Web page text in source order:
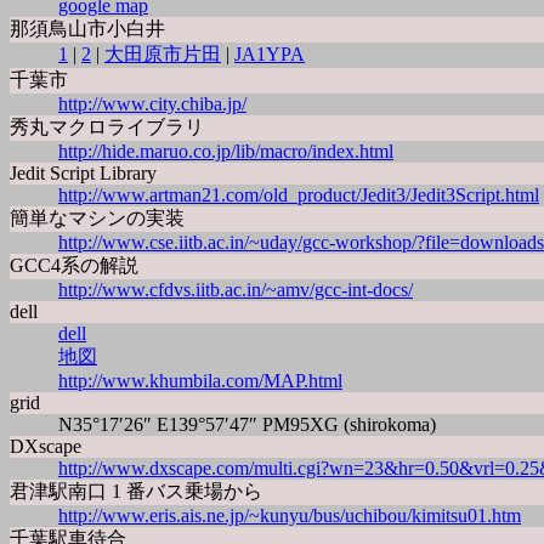
google map
那須鳥山市小白井
1 | 2 | 大田原市片田 | JA1YPA
千葉市
http://www.city.chiba.jp/
秀丸マクロライブラリ
http://hide.maruo.co.jp/lib/macro/index.html
Jedit Script Library
http://www.artman21.com/old_product/Jedit3/Jedit3Script.html
簡単なマシンの実装
http://www.cse.iitb.ac.in/~uday/gcc-workshop/?file=downloads
GCC4系の解説
http://www.cfdvs.iitb.ac.in/~amv/gcc-int-docs/
dell
dell
地図
http://www.khumbila.com/MAP.html
grid
N35°17′26″ E139°57′47″ PM95XG (shirokoma)
DXscape
http://www.dxscape.com/
君津駅南口 1 番バス乗場から
http://www.eris.ais.ne.jp/~kunyu/bus/uchibou/kimitsu01.htm
千葉駅車待合